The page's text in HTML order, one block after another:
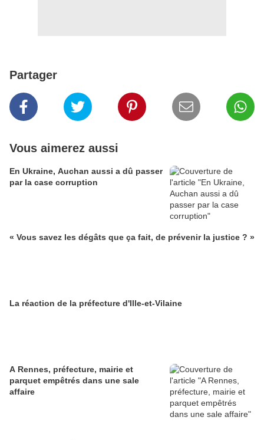
Partager
Vous aimerez aussi
En Ukraine, Auchan aussi a dû passer
par la case corruption
« Vous savez les dégâts que ça fait, de prévenir la justice ? »
La réaction de la préfecture d'Ille-et-Vilaine
A Rennes, préfecture, mairie et
parquet empêtrés dans une sale
affaire